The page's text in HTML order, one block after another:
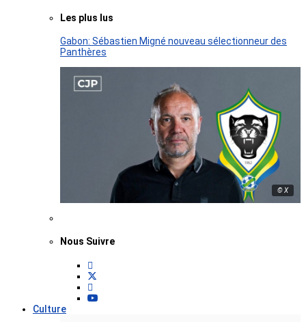
Les plus lus
Gabon: Sébastien Migné nouveau sélectionneur des
Panthères
© X
Nous Suivre
Culture